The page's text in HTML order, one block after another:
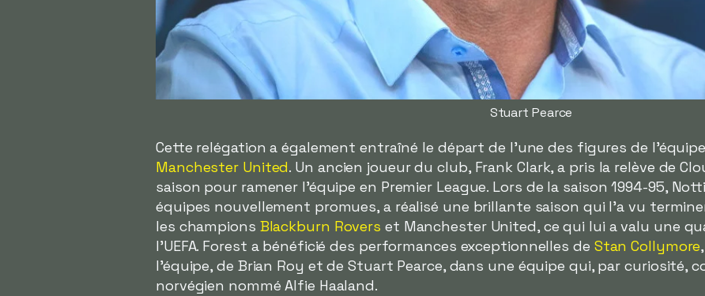
Stuart Pearce
Cette relégation a également entraîné le départ de l'une des figures de
Manchester United. Un ancien joueur du club, Frank Clark, a pris la relève de
saison pour ramener l'équipe en Premier League. Lors de la saison 1994-95,
équipes nouvellement promues, a réalisé une brillante saison qui l'a vu
les champions Blackburn Rovers et Manchester United, ce qui lui a valu une
l'UEFA. Forest a bénéficié des performances exceptionnelles de Stan Collymore
l'équipe, de Brian Roy et de Stuart Pearce, dans une équipe qui, par curiosité,
norvégien nommé Alfie Haaland.